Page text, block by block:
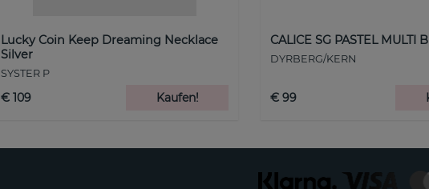
Lucky Coin Keep Dreaming Necklace
Silver
SYSTER P
€ 109 Kaufen!
CALICE SG PASTEL MULTI
DYRBERG/KERN
€ 99